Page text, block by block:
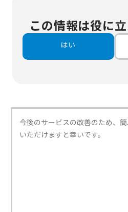
この情報は役に
はい